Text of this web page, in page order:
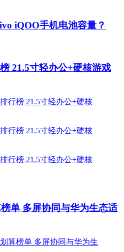
iQOO手机电池容量？
21.5寸轻办公+硬核游戏
单 多屏协同与华为生态适